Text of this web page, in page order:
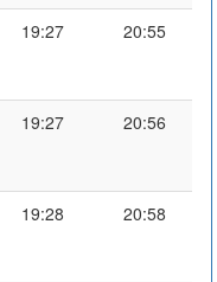
19:27 20:55
19:27 20:56
19:28 20:58